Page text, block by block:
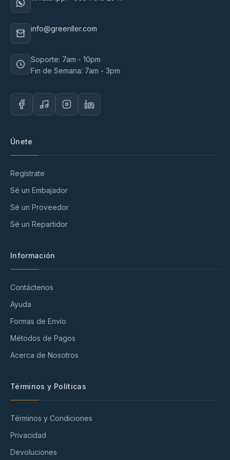
info@greenller.com
Soporte: 7am - 10pm
Fin de Semana: 7am - 3pm
Únete
Regístrate
Sé un Embajador
Sé un Proveedor
Sé un Repartidor
Información
Contáctenos
Ayuda
Formas de Envío
Métodos de Pagos
Acerca de Nosotros
Términos y Políticas
Términos y Condiciones
Privacidad
Devoluciones